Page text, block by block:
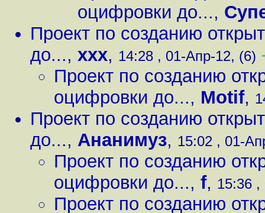
оцифровки до...,
Проект по созданию
до..., xxx, 14:28 , 01-Апр-12, (6)
Проект по созданию
оцифровки до..., Motif,
Проект по созданию
до..., Ананимуз, 15:02 , 01-
Проект по созданию
оцифровки до..., f, 15:36 ,
Проект по созданию